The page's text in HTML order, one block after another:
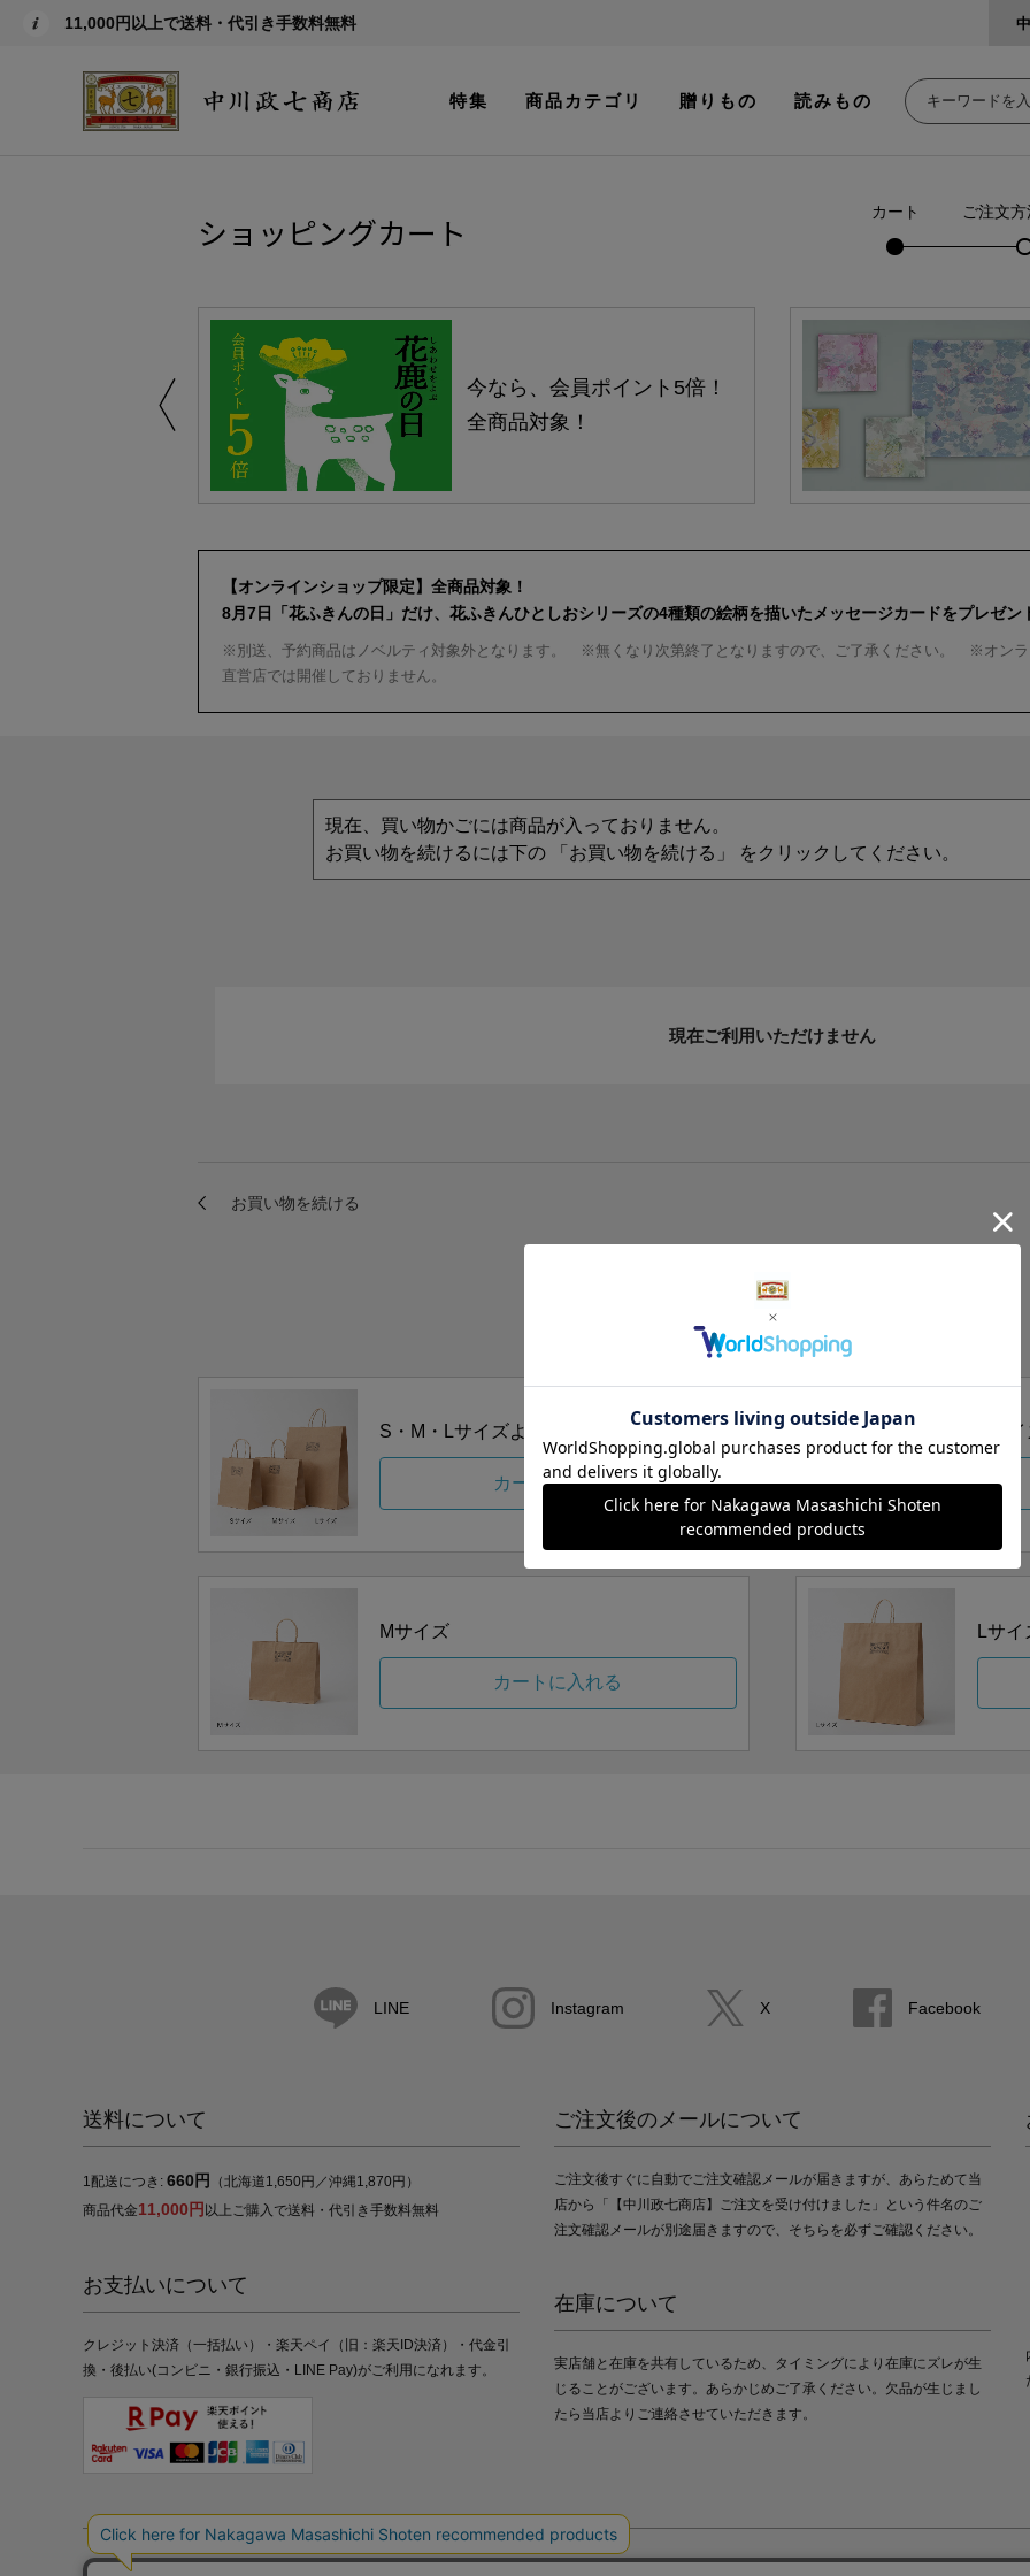
11,000円以上で送料・代引き手数料無料
特集 商品カテゴリ 贈りもの 読みもの
ショッピングカート カート ご注文
今なら、会員ポイント5倍！
全商品対象！
【オンラインショップ限定】全商品対象！
8月7日「花ふきんの日」だけ、花ふきんひとしおシリーズの4種類の絵柄を描いたメッセージカードをプレゼン
※別送、予約商品はノベルティ対象外となります。 ※無くなり次第終了となりますので、ご了承ください。 ※オンラ
直営店では開催しておりません。
現在、買い物かごには商品が入っておりません。
お買い物を続けるには下の 「お買い物を続ける」 をクリックしてください。
現在ご利用いただけません
手提げ袋（有料）はこちら
S・M・Lの3つサイズをご用意しております。
S・M・Lサイズより当店にお任せ
カートに入れる
Sサ
Mサイズ
カートに入れる
Lサイ
LINE Instagram X Facebook
送料について
1配送につき: 660円
（北海道1,650円／沖縄1,870円）
商品代金11,000円 以上ご購入で送料・代引き手数料無料
お支払いについて
クレジット決済（一括払い）・楽天ペイ（旧：楽天ID決済）・代金引
換・後払い(コンビニ・銀行振込・LINE Pay)がご利用になれます。
ご注文後のメールについて
ご注文後すぐに自動でご注文確認メールが届きますが、あらためて当
店から「【中川政七商店】ご注文を受け付けました」という件名のご
注文確認メールが別途届きますので、そちらを必ずご確認ください。
在庫について
実店舗と在庫を共有しているため、タイミングにより在庫にズレが生
じることがございます。あらかじめご了承ください。欠品が生じまし
たら当店よりご連絡させていただきます。